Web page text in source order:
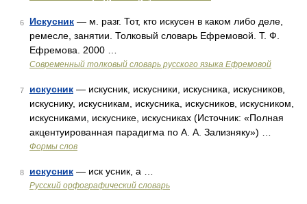
6 Искусник — м. разг. Тот, кто искусен в каком либо деле,
ремесле, занятии. Толковый словарь Ефремовой. Т. Ф.
Ефремова. 2000 …
Современный толковый словарь русского языка Ефремовой
7 искусник — искусник, искусники, искусника, искусников,
искуснику, искусникам, искусника, искусников, искусником,
искусниками, искуснике, искусниках (Источник: «Полная
акцентуированная парадигма по А. А. Зализняку») …
Формы слов
8 искусник — иск усник, а …
Русский орфографический словарь